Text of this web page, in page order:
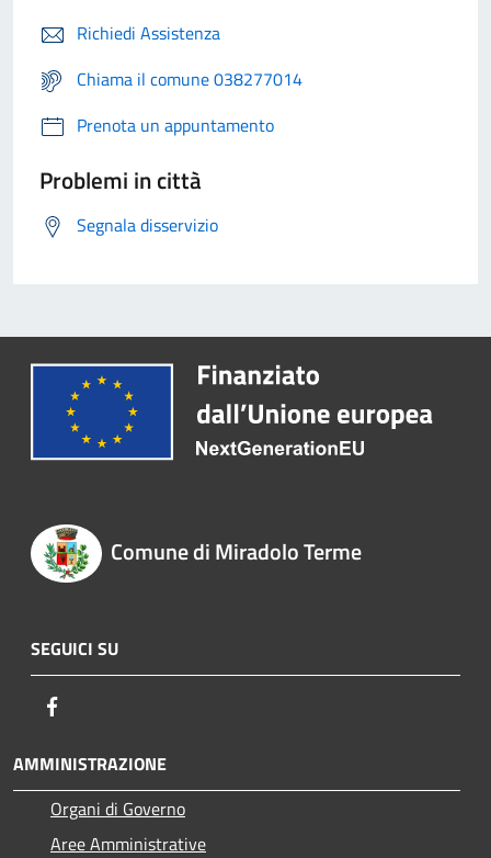
Richiedi Assistenza
Chiama il comune 038277014
Prenota un appuntamento
Problemi in città
Segnala disservizio
Comune di Miradolo Terme
SEGUICI SU
AMMINISTRAZIONE
Organi di Governo
Aree Amministrative